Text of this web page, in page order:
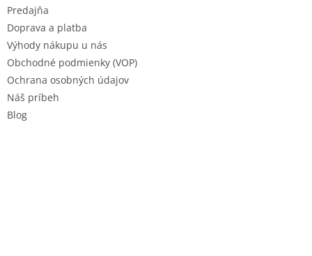
Predajňa
Doprava a platba
Výhody nákupu u nás
Obchodné podmienky (VOP)
Ochrana osobných údajov
Náš príbeh
Blog